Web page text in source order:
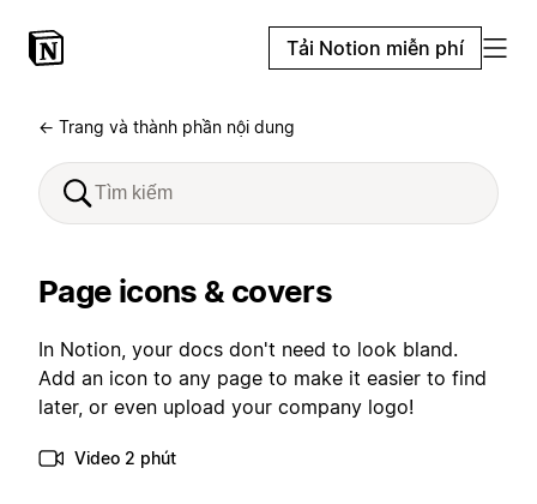
Tải Notion miễn phí
← Trang và thành phần nội dung
Page icons & covers
In Notion, your docs don't need to look bland.
Add an icon to any page to make it easier to find
later, or even upload your company logo!
Video 2 phút